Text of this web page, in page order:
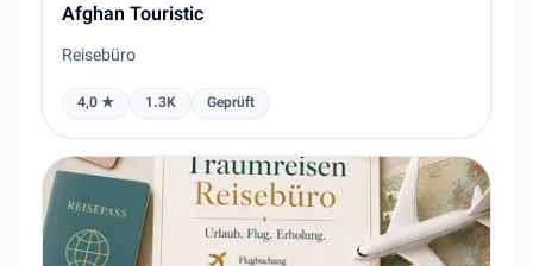
Afghan Touristic
Reisebüro
4,0 ★ 1.3K Geprüft